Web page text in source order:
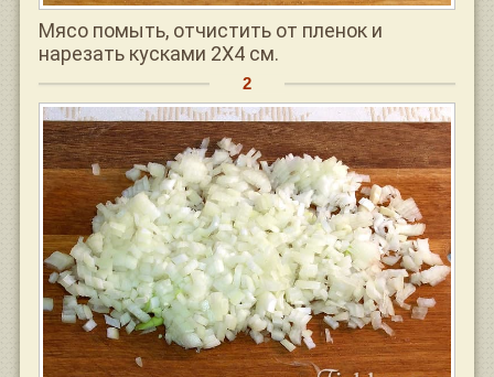
Мясо помыть, отчистить от пленок и
нарезать кусками 2Х4 см.